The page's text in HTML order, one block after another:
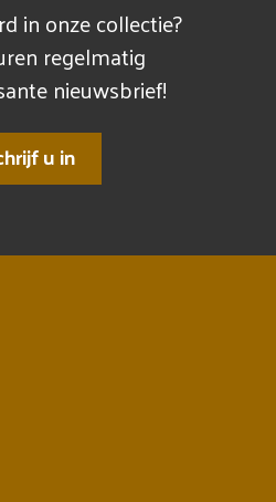
in onze collectie?
regelmatig
nieuwsbrief!
u in